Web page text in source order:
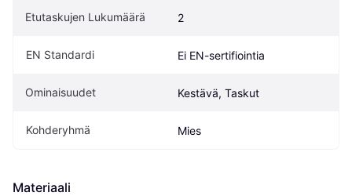
Etutaskujen Lukumäärä 2
EN Standardi Ei EN-sertifiointia
Ominaisuudet Kestävä, Taskut
Kohderyhmä Mies
Materiaali